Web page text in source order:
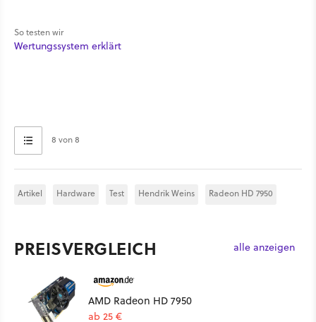
So testen wir
Wertungssystem erklärt
8 von 8
Artikel Hardware Test Hendrik Weins Radeon HD 7950
PREISVERGLEICH alle anzeigen
AMD Radeon HD 7950
ab 25 €